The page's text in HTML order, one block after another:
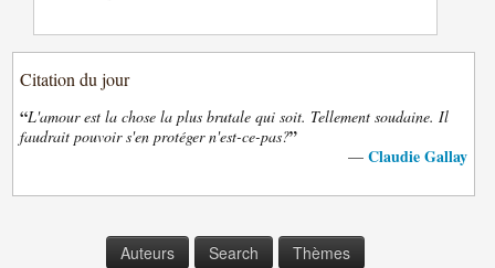
Citation du jour
“L'amour est la chose la plus brutale qui soit. Tellement soudaine. Il
faudrait pouvoir s'en protéger n'est-ce-pas?”
— Claudie Gallay
Auteurs Search Thèmes